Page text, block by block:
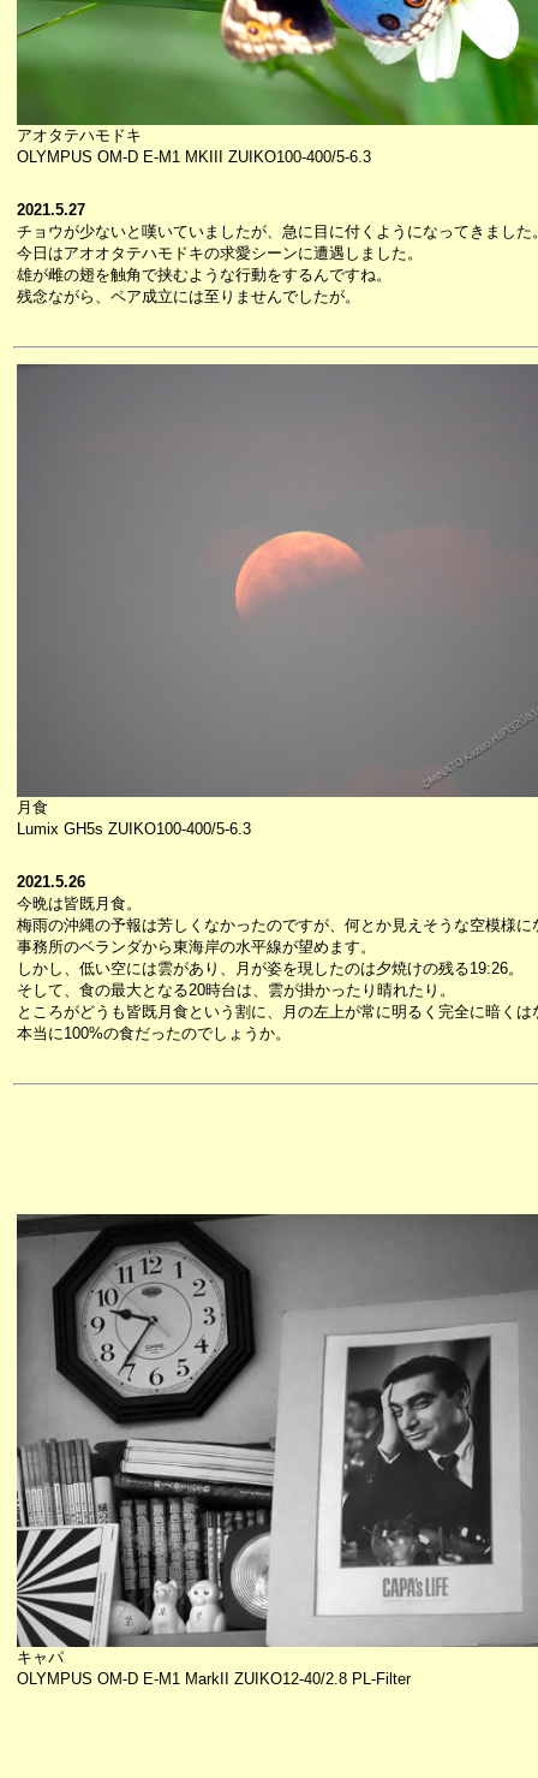
アオタテハモドキ
OLYMPUS OM-D E-M1 MKIII ZUIKO100-400/5-6.3
2021.5.27
チョウが少ないと嘆いていましたが、急に目に付くようになってきました
今日はアオオタテハモドキの求愛シーンに遭遇しました。
雄が雌の翅を触角で挟むような行動をするんですね。
残念ながら、ペア成立には至りませんでしたが。
月食
Lumix GH5s ZUIKO100-400/5-6.3
2021.5.26
今晩は皆既月食。
梅雨の沖縄の予報は芳しくなかったのですが、何とか見えそうな空模様に
事務所のベランダから東海岸の水平線が望めます。
しかし、低い空には雲があり、月が姿を現したのは夕焼けの残る19:26。
そして、食の最大となる20時台は、雲が掛かったり晴れたり。
ところがどうも皆既月食という割に、月の左上が常に明るく完全に暗く
本当に100%の食だったのでしょうか。
キャパ
OLYMPUS OM-D E-M1 MarkII ZUIKO12-40/2.8 PL-Filter